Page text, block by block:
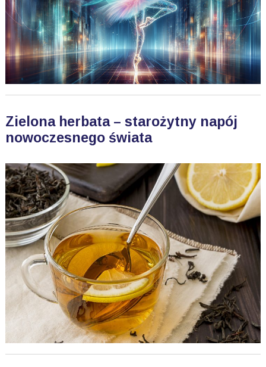
Zielona herbata – starożytny napój
nowoczesnego świata